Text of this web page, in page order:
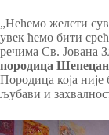
„Нећемо желети
увек ћемо бити
речима Св. Јована
породица
Породица која није
љубави и